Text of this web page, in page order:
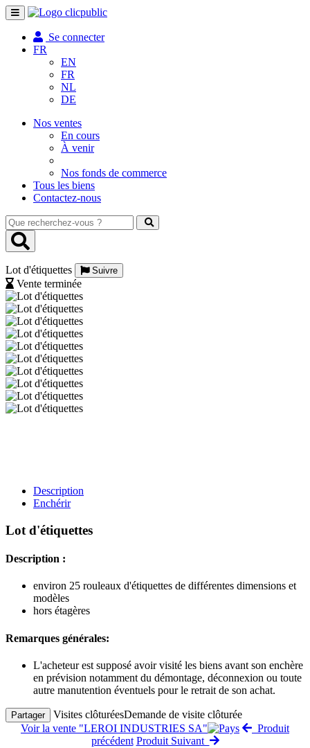
Toggle
navigation
Se connecter
FR
EN
FR
NL
DE
Nos ventes
En cours
À venir
Nos fonds de commerce
Tous les biens
Contactez-nous
Que
recherchez-
vous
Lot d'étiquettes
Suivre
Vente terminée
Description
Enchérir
Lot d'étiquettes
Description :
environ 25 rouleaux d'étiquettes de différentes dimensions et
modèles
hors étagères
Remarques générales:
L'acheteur est supposé avoir visité les biens avant son enchère
en prévision notamment du démontage, déconnexion ou toute
autre manutention éventuels pour le retrait de son achat.
Partager Visites clôturéesDemande de visite clôturée
Voir la vente "LEROI INDUSTRIES SA"
Produit
précédent Produit Suivant